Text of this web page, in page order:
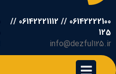
06142222100 // 06142221112 //
125
info@dezful125.ir